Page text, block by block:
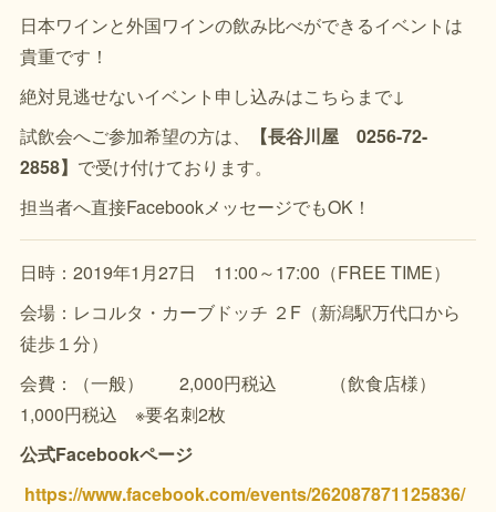
日本ワインと外国ワインの飲み比べができるイベントは
貴重です！
絶対見逃せないイベント申し込みはこちらまで↓
試飲会へご参加希望の方は、
【長谷川屋 0256-72-
2858】 で受け付けております。
担当者へ直接FacebookメッセージでもOK！
日時：2019年1月27日 11:00～17:00（FREE TIME）
会場：レコルタ・カーブドッチ ２F（新潟駅万代口から
徒歩１分）
会費：（一般） 2,000円税込 （飲食店様）
1,000円税込 ※要名刺2枚
公式Facebookページ
https://www.facebook.com/events/262087871125836/